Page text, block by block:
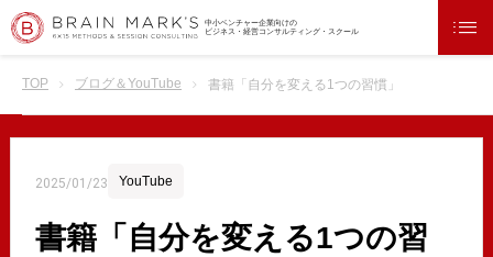
中小ベンチャー企業向けの
ビジネス・経営コンサルティング・スクール
TOP ブログ＆YouTube 書籍「自分を変える1つの習慣」
2025/01/23 YouTube
書籍「自分を変える1つの習